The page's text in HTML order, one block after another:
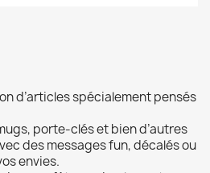
d’articles spécialement pensés
porte-clés et bien d’autres
des messages fun, décalés ou
envies.